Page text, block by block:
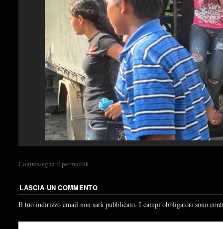
Contrassegna ilpermalink.
LASCIA UN COMMENTO
Il tuo indirizzo email non sarà pubblicato. I campi obbligatori sono